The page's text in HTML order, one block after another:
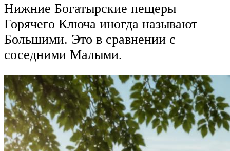
Нижние Богатырские пещеры
Горячего Ключа иногда называют
Большими. Это в сравнении с
соседними Малыми.